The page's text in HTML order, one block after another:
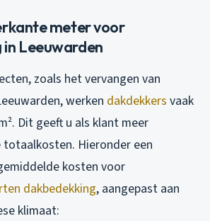
meter voor
Leeuwarden
zoals het vervangen van
werken dakdekkers vaak
Dit geeft u als klant meer
totaalkosten. Hieronder een
kosten voor
dakbedekking, aangepast aan
klimaat: